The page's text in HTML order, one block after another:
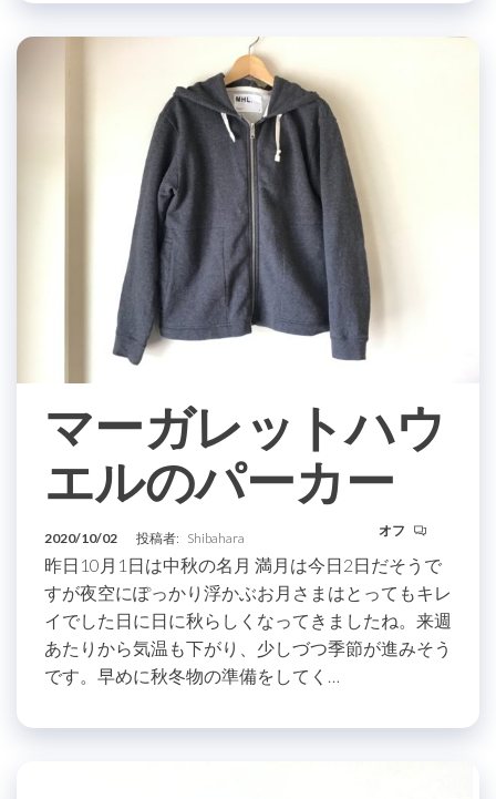
マーガレットハウ
エルのパーカー
2020/10/02 投稿者: Shibahara オフ
昨日10月1日は中秋の名月 満月は今日2日だそうで
すが夜空にぽっかり浮かぶお月さまはとってもキレ
イでした日に日に秋らしくなってきましたね。来週
あたりから気温も下がり、少しづつ季節が進みそう
です。早めに秋冬物の準備をしてく…